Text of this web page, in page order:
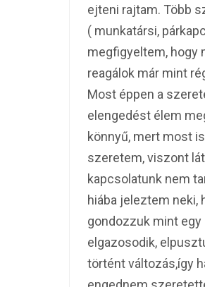
ejteni rajtam. Több
( munkatársi,
megfigyeltem, hogy
reagálok már mint
Most éppen a
elengedést élem
könnyű, mert most
szeretem, viszont
kapcsolatunk nem
hiába jeleztem neki,
gondozzuk mint egy
elgazosodik,
történt változás,így